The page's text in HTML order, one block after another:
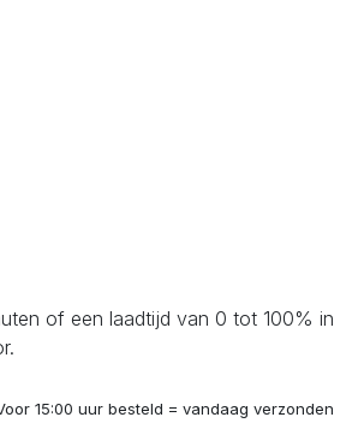
of een laadtijd van 0 tot 100% in
15:00 uur besteld = vandaag verzonden